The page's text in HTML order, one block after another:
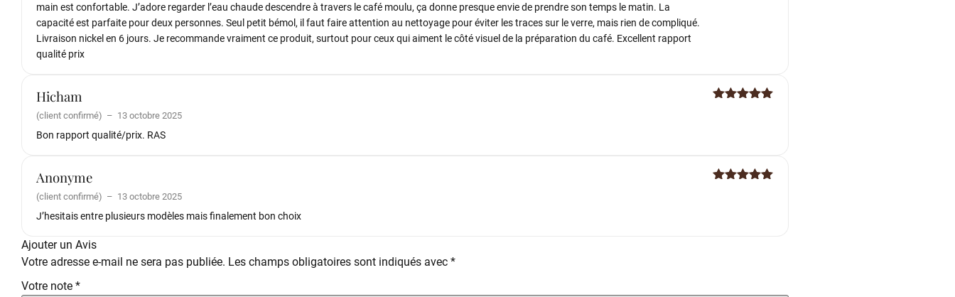
main est confortable. J’adore regarder l’eau chaude descendre à travers le café moulu, ça donne presque envie de prendre son temps le matin. La
capacité est parfaite pour deux personnes. Seul petit bémol, il faut faire attention au nettoyage pour éviter les traces sur le verre, mais rien de compliqué.
Livraison nickel en 6 jours. Je recommande vraiment ce produit, surtout pour ceux qui aiment le côté visuel de la préparation du café. Excellent rapport
qualité prix
Hicham
(client confirmé) – 13 octobre 2025
Bon rapport qualité/prix. RAS
Anonyme
(client confirmé) – 13 octobre 2025
J’hesitais entre plusieurs modèles mais finalement bon choix
Ajouter un Avis
Votre adresse e-mail ne sera pas publiée. Les champs obligatoires sont indiqués avec *
Votre note *